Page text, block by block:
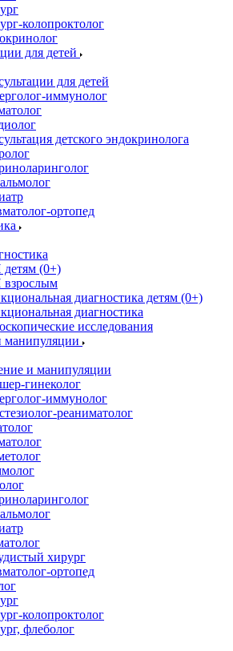
колопроктолог
для детей
для детей
иммунолог
детского эндокринолога
ортопед
(0+)
диагностика детям (0+)
диагностика
исследования
манипуляции
и манипуляции
гинеколог
иммунолог
реаниматолог
хирург
ортопед
колопроктолог
флеболог